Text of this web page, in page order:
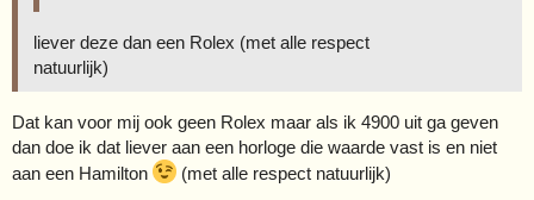
liever deze dan een Rolex (met alle respect
natuurlijk)
Dat kan voor mij ook geen Rolex maar als ik 4900 uit ga geven
dan doe ik dat liever aan een horloge die waarde vast is en niet
aan een Hamilton
(met alle respect natuurlijk)